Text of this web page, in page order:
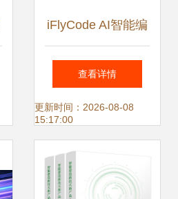
iFlyCode AI智能编
程助手 引领未来软
件开发新趋势与技
术转让机遇
查看详情
更新时间：2026-08-08
15:17:00